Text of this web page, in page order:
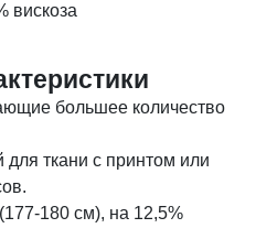
вискоза
большее количество
ткани с принтом или
180 см), на 12,5%